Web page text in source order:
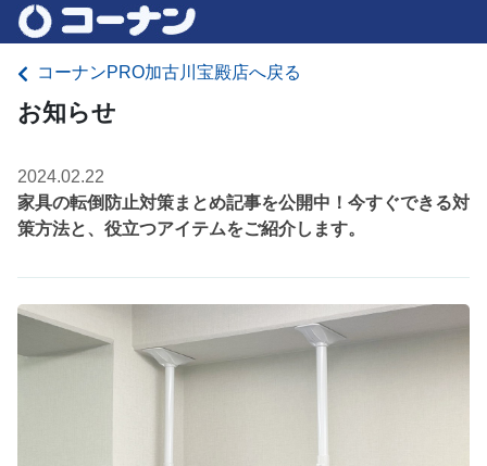
コーナンPRO加古川宝殿店へ戻る
お知らせ
2024.02.22
家具の転倒防止対策まとめ記事を公開中！今すぐできる対
策方法と、役立つアイテムをご紹介します。